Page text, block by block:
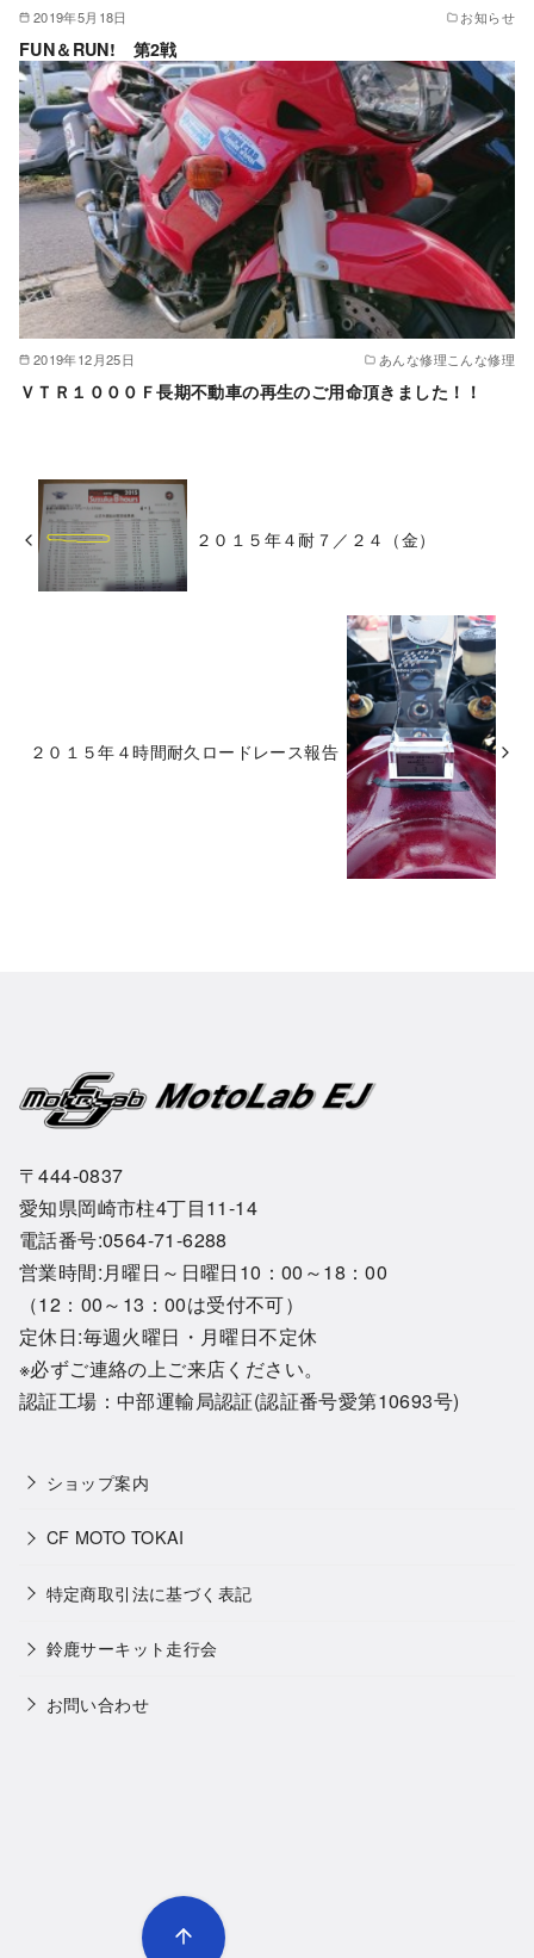
2019年5月18日 お知らせ
FUN＆RUN! 第2戦
2019年12月25日 あんな修理こんな修理
ＶＴＲ１０００Ｆ長期不動車の再生のご用命頂きました！！
２０１５年４耐７／２４（金）
２０１５年４時間耐久ロードレース報告
〒444-0837
愛知県岡崎市柱4丁目11-14
電話番号:0564-71-6288
営業時間:月曜日～日曜日10：00～18：00
（12：00～13：00は受付不可）
定休日:毎週火曜日・月曜日不定休
※必ずご連絡の上ご来店ください。
認証工場：中部運輸局認証(認証番号愛第10693号)
ショップ案内
CF MOTO TOKAI
特定商取引法に基づく表記
鈴鹿サーキット走行会
お問い合わせ